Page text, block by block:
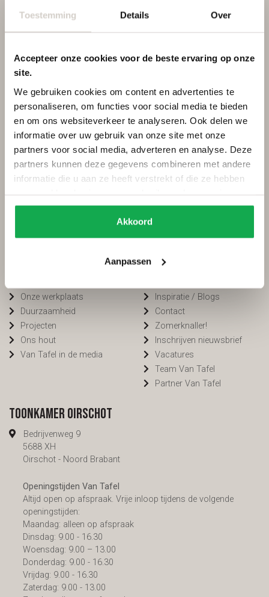
Toestemming Details Over
Accepteer onze cookies voor de beste ervaring op onze
site.
We gebruiken cookies om content en advertenties te
personaliseren, om functies voor social media te bieden
en om ons websiteverkeer te analyseren. Ook delen we
informatie over uw gebruik van onze site met onze
partners voor social media, adverteren en analyse. Deze
partners kunnen deze gegevens combineren met andere
informatie die u aan ze heeft verstrekt of die ze hebben
Akkoord
Aanpassen
Categorieën
Ovale tafels
Deens ovale tafels
Fins ovale tafels
Plat ovale tafels
Organische tafels
Rechthoekige tafels
Boomstamtafels
Onderhoud
Onderhoud tuinmeubels
Bestellen
Betalen
Bezorging
Voorwaarden
Privacy
Onze werkplaats
Duurzaamheid
Projecten
Ons hout
Van Tafel in de media
Winkelen bij
Inspiratie / Blogs
Contact
Zomerknaller!
Inschrijven nieuwsbrief
Vacatures
Team Van Tafel
Partner Van Tafel
Toonkamer Oirschot
Bedrijvenweg 9
5688 XH
Oirschot - Noord Brabant
Openingstijden Van Tafel
Altijd open op afspraak. Vrije inloop tijdens de volgende
openingstijden:
Maandag: alleen op afspraak
Dinsdag: 9.00 - 16.30
Woensdag: 9.00 – 13.00
Donderdag: 9.00 - 16.30
Vrijdag: 9.00 - 16.30
Zaterdag: 9.00 - 13.00